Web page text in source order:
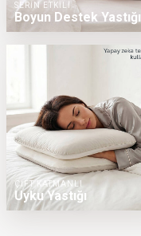
SERİN ETKİLİ
Boyun Destek Yastığı
ÇİFT KATMANLI
Uyku Yastığı